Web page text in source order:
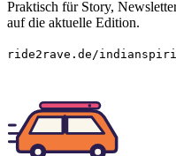
Praktisch für Story,
auf die aktuelle Edition.
ride2rave.de/